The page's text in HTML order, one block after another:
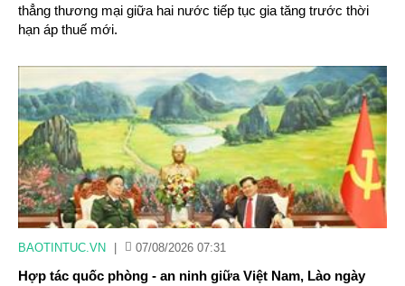
thẳng thương mại giữa hai nước tiếp tục gia tăng trước thời
hạn áp thuế mới.
BAOTINTUC.VN 07/08/2026 07:31
Hợp tác quốc phòng - an ninh giữa Việt Nam, Lào ngày